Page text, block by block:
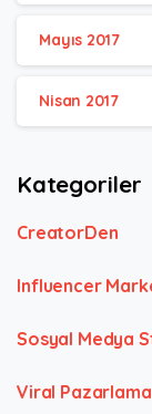
Mayıs 2017
Nisan 2017
Kategoriler
CreatorDen
Influencer
Sosyal Medya
Viral Pazarlama